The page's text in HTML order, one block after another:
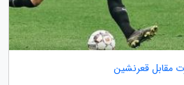
مقابل قعرنشین